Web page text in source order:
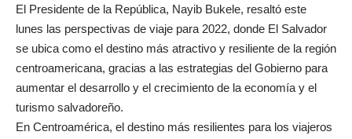
El Presidente de la República, Nayib Bukele, resaltó este
lunes las perspectivas de viaje para 2022, donde El Salvador
se ubica como el destino más atractivo y resiliente de la región
centroamericana, gracias a las estrategias del Gobierno para
aumentar el desarrollo y el crecimiento de la economía y el
turismo salvadoreño.
En Centroamérica, el destino más resilientes para los viajeros